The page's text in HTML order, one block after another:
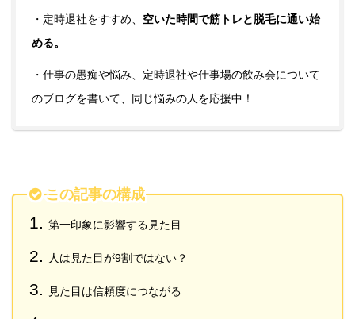
・定時退社をすすめ、 空いた時間で筋トレと脱毛に通い始
める。
・仕事の愚痴や悩み、定時退社や仕事場の飲み会について
のブログを書いて、同じ悩みの人を応援中！
この記事の構成
第一印象に影響する見た目
人は見た目が9割ではない？
見た目は信頼度につながる